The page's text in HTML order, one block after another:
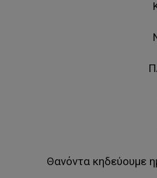
Θανόντα